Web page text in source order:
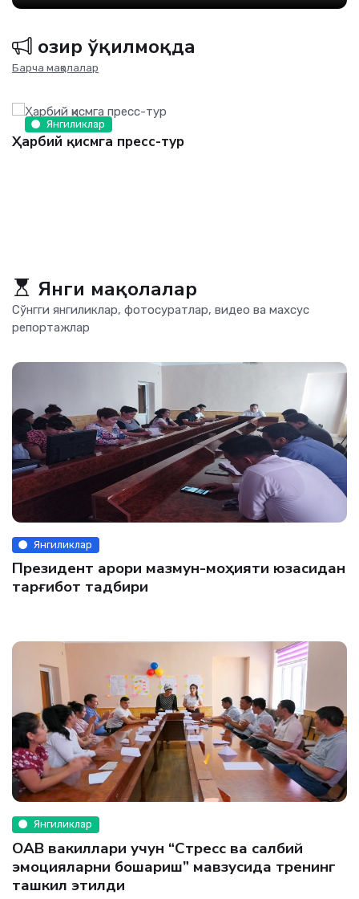
Ҳозир ўқилмоқда
Барча мақолалар
Янгиликлар
Ҳарбий қисмга пресс-тур
Янги мақолалар
Сўнгги янгиликлар, фотосуратлар, видео ва махсус
репортажлар
Янгиликлар
Президент қарори мазмун-моҳияти юзасидан
тарғибот тадбири
Янгиликлар
ОАВ вакиллари учун “Стресс ва салбий
эмоцияларни бошқариш” мавзусида тренинг
ташкил этилди